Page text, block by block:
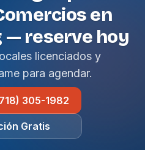
en
— reserve hoy
licenciados y
para agendar.
305-1982
Gratis